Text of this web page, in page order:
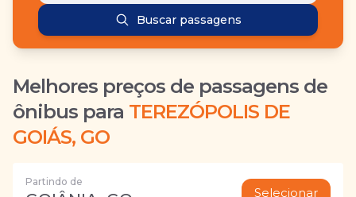
Buscar passagens
Melhores preços de passagens de
ônibus para TEREZÓPOLIS DE
GOIÁS, GO
Partindo de
Selecionar